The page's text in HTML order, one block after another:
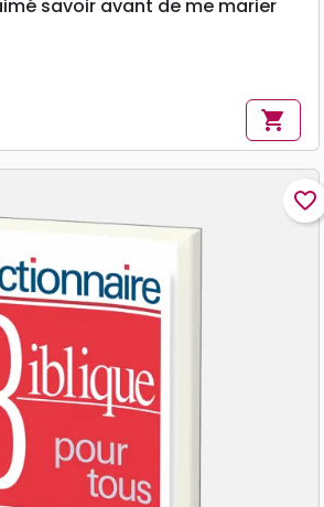
savoir avant de me marier
shopping_cart
favorite_border